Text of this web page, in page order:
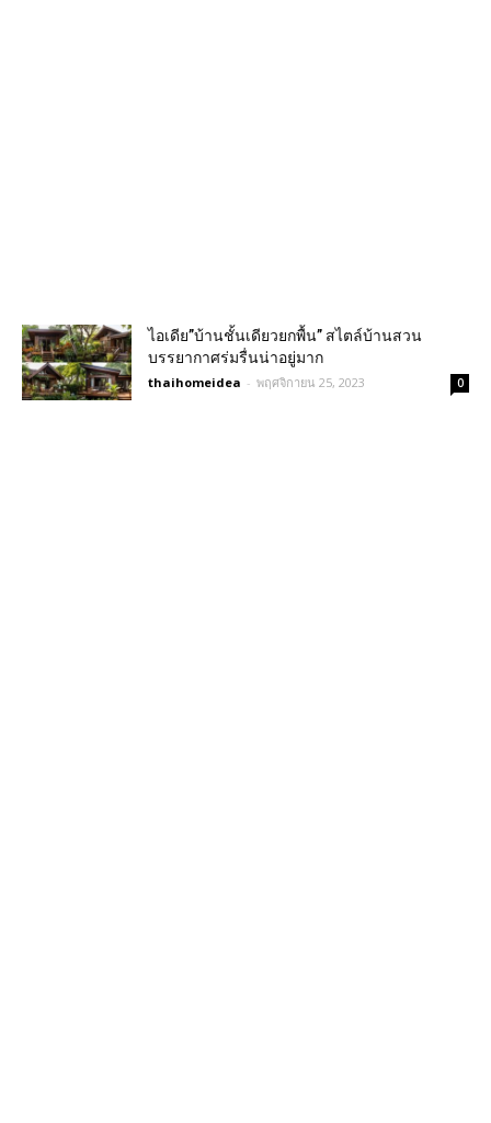
ไอเดีย”บ้านชั้นเดียวยกพื้น” สไตล์บ้านสวน
บรรยากาศร่มรื่นน่าอยู่มาก
thaihomeidea - พฤศจิกายน 25, 2023 0